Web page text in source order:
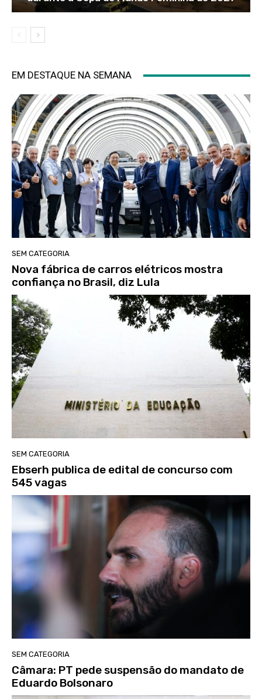
EM DESTAQUE NA SEMANA
SEM CATEGORIA
Nova fábrica de carros elétricos mostra
confiança no Brasil, diz Lula
SEM CATEGORIA
Ebserh publica de edital de concurso com
545 vagas
SEM CATEGORIA
Câmara: PT pede suspensão do mandato de
Eduardo Bolsonaro